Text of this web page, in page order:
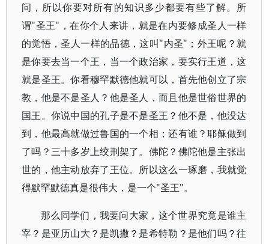
问，所以你要对所有的知识多少都要有些了解。所
谓"圣王"，在你个人来讲，就是在内要修成圣人一样
的觉悟，圣人一样的品德，这叫"内圣"；外王呢？就
是你要去当一个王，当一个政治家，要实行王道，这
就是圣王。你看穆罕默德他就可以，首先他创立了宗
教，他是不是圣人？他是圣人，而且他是世俗世界的
国王。你说中国的孔子是不是圣王？他不是，他没达
到，他最高就做过鲁国的一个相；还有谁？耶稣做到
了吗？三十多岁上绞刑架了。佛陀？佛陀他是主张出
世的，他主动放弃了王位。所以这么一琢磨，我就觉
得默罕默德真是很伟大，是一个"圣王"。
那么同学们，我要问大家，这个世界究竟是谁主
宰？是亚历山大？是凯撒？是希特勒？是他们吗？往